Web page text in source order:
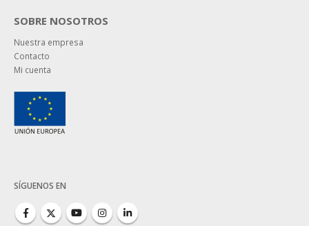
SOBRE NOSOTROS
Nuestra empresa
Contacto
Mi cuenta
SÍGUENOS EN